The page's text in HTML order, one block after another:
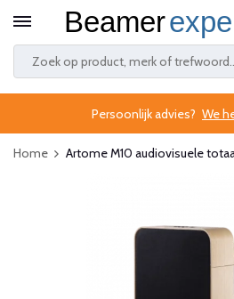
Persoonlijk advies? We
Home Artome M10 audiovisuele